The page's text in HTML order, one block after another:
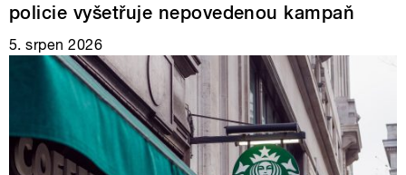
policie vyšetřuje nepovedenou kampaň
5. srpen 2026